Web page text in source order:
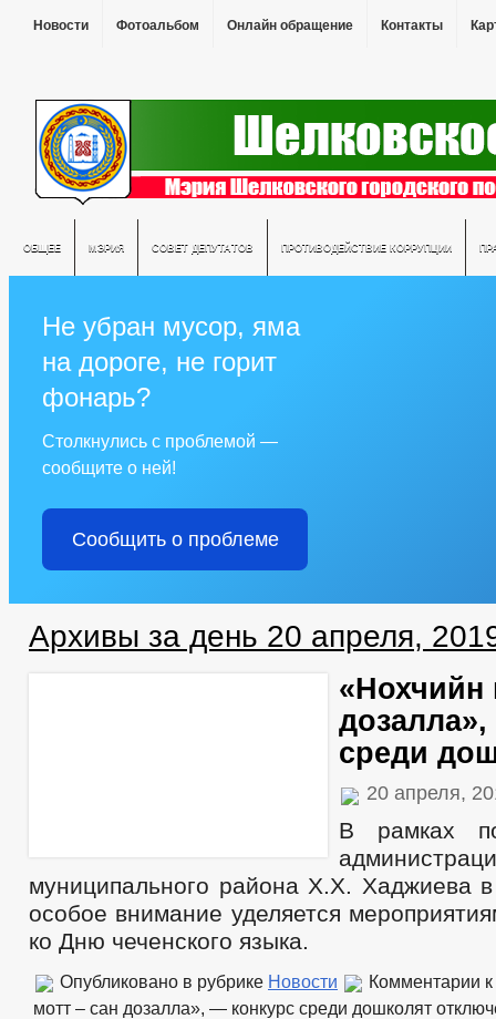
Новости Фотоальбом Онлайн обращение Контакты
ОБЩЕЕ МЭРИЯ СОВЕТ ДЕПУТАТОВ ПРОТИВОДЕЙСТВИЕ КОРРУПЦИИ
Не убран мусор, яма
на дороге, не горит
фонарь?
Столкнулись с проблемой —
сообщите о ней!
Сообщить о проблеме
Архивы за день 20 апреля,
«Нохчийн
среди
20 апреля,
В рамках
муниципального района Х.Х. Хаджиева
особое внимание уделяется
ко Дню чеченского языка.
Опубликовано в рубрике Новости Комментарии
мотт – сан дозалла», — конкурс среди дошколят